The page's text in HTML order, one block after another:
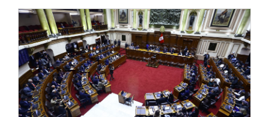
Sonia Araujo, regidora de la Municipalidad Provincial de
Huamanga, informó que enmarcado a la ley 30364 se
aprobó el Plan provincial de igualdad de oportunidades
que en estos momentos vienen trabajando en su
implementación para que en Julio de este año se está
ejecutando en 11 distritos rurales.
Asimismo, señaló que debido a que en Ayacucho que